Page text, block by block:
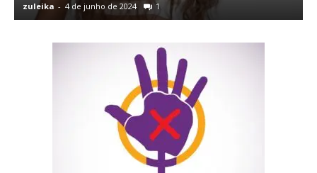
zuleika - 4 de junho de 2024 1